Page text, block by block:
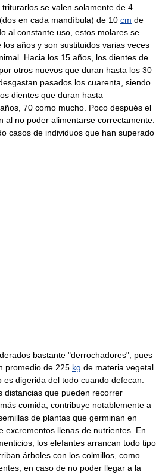
se valen solamente de 4
en cada mandíbula) de 10 cm de
al constante uso, estos molares se
años y son sustituidos varias veces
Hacia los 15 años, los dientes de
otros nuevos que duran hasta los 30
pasados los cuarenta, siendo
dientes que duran hasta
70 como mucho. Poco después el
al no poder alimentarse correctamente.
casos de individuos que han superado
bastante "derrochadores", pues
promedio de 225 kg de materia vegetal
digerida del todo cuando defecan.
distancias que pueden recorrer
comida, contribuye notablemente a
de plantas que germinan en
excrementos llenas de nutrientes. En
los elefantes arrancan todo tipo
árboles con los colmillos, como
en caso de no poder llegar a la